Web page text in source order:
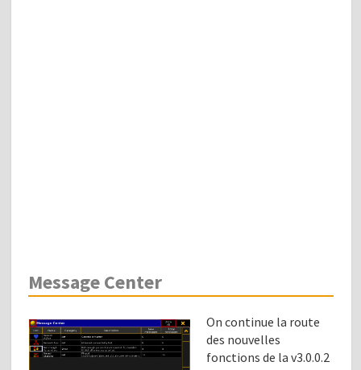
Message Center
On continue la route
des nouvelles
fonctions de la v3.0.0.2